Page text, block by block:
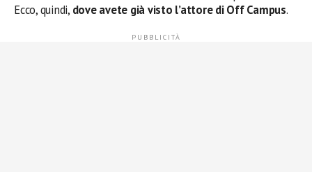
Ecco, quindi, dove avete già visto l’attore di Off Campus.